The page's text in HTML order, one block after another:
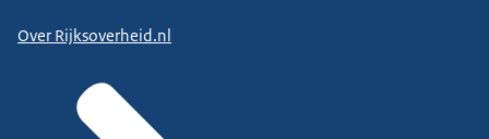
Over Rijksoverheid.nl